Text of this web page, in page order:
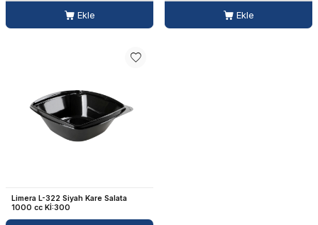
Ekle Ekle
Limera L-322 Siyah Kare Salata
1000 cc Kİ:300